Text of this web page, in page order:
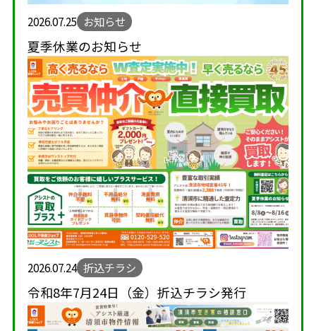
2026.07.25 お知らせ
夏季休業のお知らせ
2026.07.24 折込チラシ
令和8年7月24日（金）折込チラシ発行